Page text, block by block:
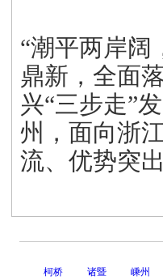
“潮平两岸阔
鼎新，全面
兴“三步走”
州，面向浙
流、优势突
柯桥 诸暨 嵊州